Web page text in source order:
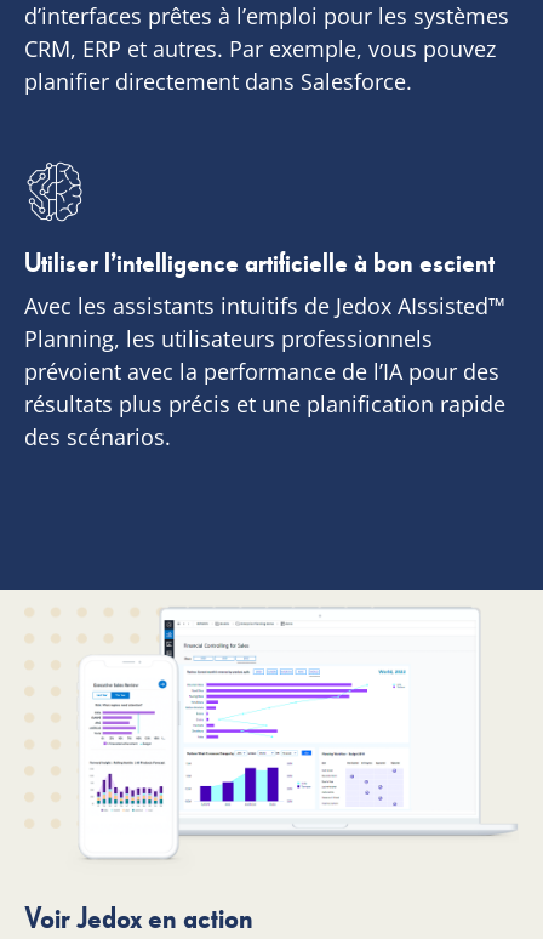
d’interfaces prêtes à l’emploi pour les systèmes
CRM, ERP et autres. Par exemple, vous pouvez
planifier directement dans Salesforce.
Utiliser l’intelligence artificielle à bon escient
Avec les assistants intuitifs de Jedox AIssisted™
Planning, les utilisateurs professionnels
prévoient avec la performance de l’IA pour des
résultats plus précis et une planification rapide
des scénarios.
Voir Jedox en action